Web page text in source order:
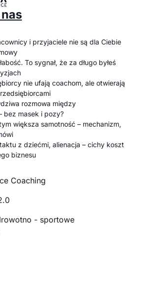
i przyjaciele nie są dla Ciebie
To sygnał, że za długo byłeś
nie ufają coachom, ale otwierają
rozmowa między
bez masek i pozy?
większa samotność – mechanizm,
z dziećmi, alienacja – cichy koszt
biznesu
Coaching
- sportowe